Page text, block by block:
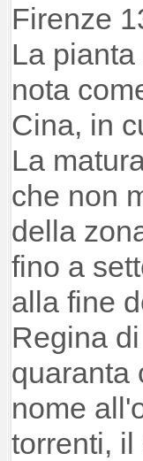
Firenze
La
nota
Cina, in
La
che non
della
fino a
alla fine
Regina
quaranta
nome
torrenti,